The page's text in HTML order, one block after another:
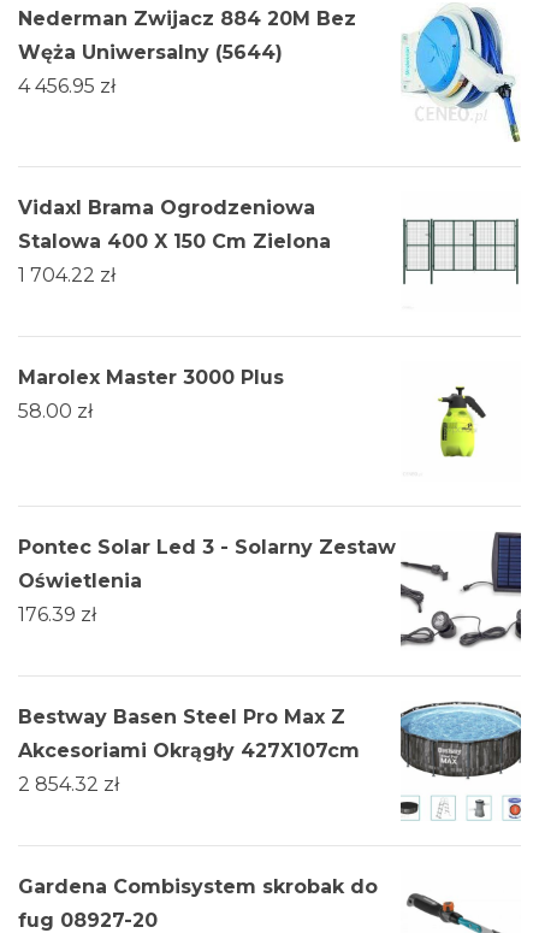
Nederman Zwijacz 884 20M Bez
Węża Uniwersalny (5644)
4 456.95 zł
Vidaxl Brama Ogrodzeniowa
Stalowa 400 X 150 Cm Zielona
1 704.22 zł
Marolex Master 3000 Plus
58.00 zł
Pontec Solar Led 3 - Solarny Zestaw
Oświetlenia
176.39 zł
Bestway Basen Steel Pro Max Z
Akcesoriami Okrągły 427X107cm
2 854.32 zł
Gardena Combisystem skrobak do
fug 08927-20